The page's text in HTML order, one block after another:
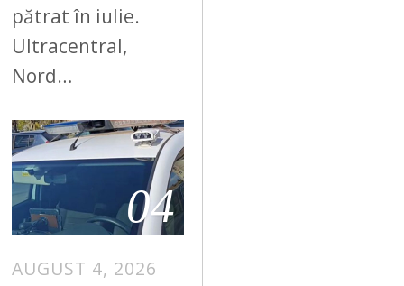
pătrat în iulie.
Ultracentral,
Nord…
04
AUGUST 4, 2026